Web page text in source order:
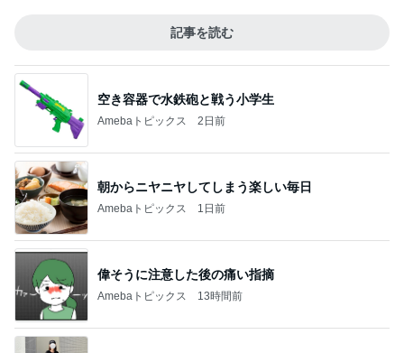
記事を読む
空き容器で水鉄砲と戦う小学生
Amebaトピックス 2日前
朝からニヤニヤしてしまう楽しい毎日
Amebaトピックス 1日前
偉そうに注意した後の痛い指摘
Amebaトピックス 13時間前